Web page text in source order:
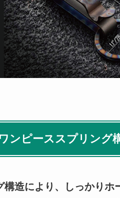
ンピーススプリング
構造により、しっかり